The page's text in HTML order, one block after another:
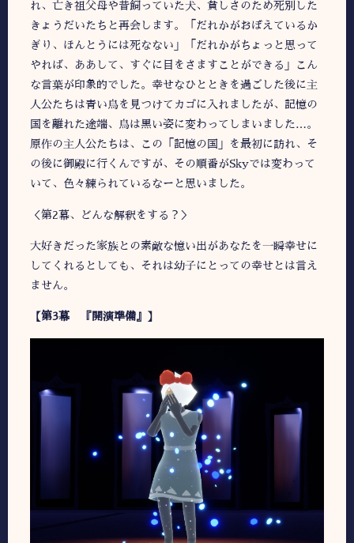
れ、亡き祖父母や昔飼っていた犬、貧しさのため死別した
きょうだいたちと再会します。「だれかがおぼえているか
ぎり、ほんとうには死なない」「だれかがちょっと思って
やれば、ああして、すぐに目をさますことができる」こん
な言葉が印象的でした。 幸せなひとときを過ごした後に主
人公たちは青い鳥を見つけてカゴに入れましたが、記憶の
国を離れた途端、鳥は黒い姿に変わってしまいました…。
原作の主人公たちは、この「記憶の国」を最初に訪れ、そ
の後に御殿に行くんですが、その順番がSkyでは変わって
いて、色々練られているなーと思いました。
＜第2幕、どんな解釈をする？＞
大好きだった家族との素敵な憶い出があなたを一瞬幸せに
してくれるとしても、それは幼子にとっての幸せとは言え
ません。
【第3幕 『開演準備』】